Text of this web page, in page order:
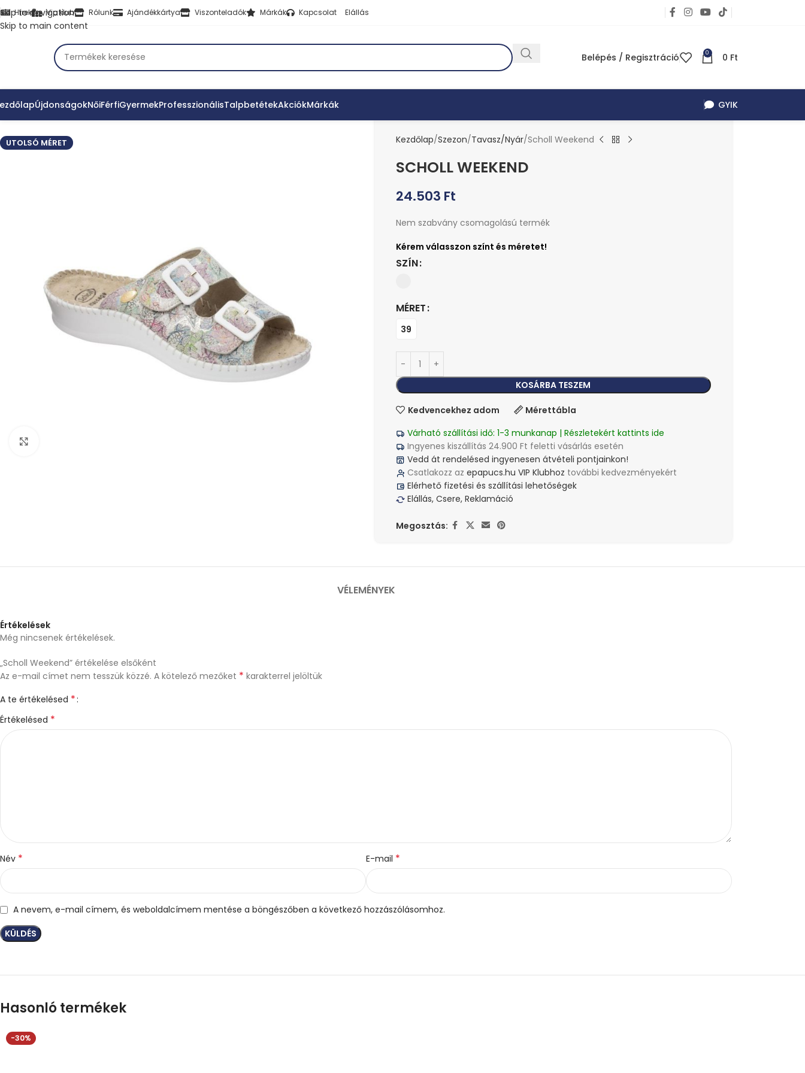
Skip to navigation
Skip to main content
Hírek Vip klub Rólunk Ajándékkártya Viszonteladók Márkák Kapcsolat Elállás
Belépés / Regisztráció 0 0 Ft
ÚjdonságokNőiFérfiGyermekProfesszionálisTalpbetétekAkciókMárkák GYIK
UTOLSÓ MÉRET Kezdőlap Szezon Tavasz/Nyár Scholl Weekend
SCHOLL WEEKEND
24.503 Ft
Nem szabvány csomagolású termék
SZÍN
MÉRET
39
KOSÁRBA TESZEM
Kedvencekhez adom
Mérettábla
Várható szállítási idő: 1-3 munkanap | Részletekért kattints ide
Ingyenes kiszállítás 24.900 Ft feletti vásárlás esetén
Vedd át rendelésed ingyenesen átvételi pontjainkon!
Csatlakozz az epapucs.hu VIP Klubhoz további kedvezményekért
Elérhető fizetési és szállítási lehetőségek
Elállás, Csere, Reklamáció
Megosztás:
VÉLEMÉNYEK
Értékelések
Még nincsenek értékelések.
„Scholl Weekend” értékelése elsőként
Az e-mail címet nem tesszük közzé. A kötelező mezőket * karakterrel jelöltük
A te értékelésed *
Értékelésed *
Név * E-mail *
A nevem, e-mail címem, és weboldalcímem mentése a böngészőben a következő hozzászólásomhoz.
Hasonló termékek
-30%